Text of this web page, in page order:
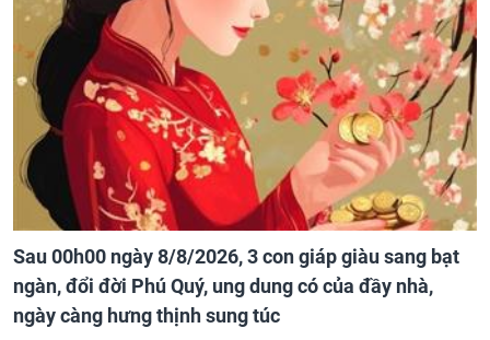
Sau 00h00 ngày 8/8/2026, 3 con giáp giàu sang bạt
ngàn, đổi đời Phú Quý, ung dung có của đầy nhà,
ngày càng hưng thịnh sung túc